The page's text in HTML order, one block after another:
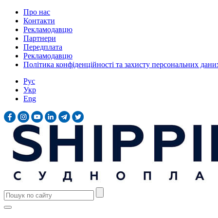
Про нас
Контакти
Рекламодавцю
Партнери
Передплата
Рекламодавцю
Політика конфіденційності та захисту персональних
Рус
Укр
Eng